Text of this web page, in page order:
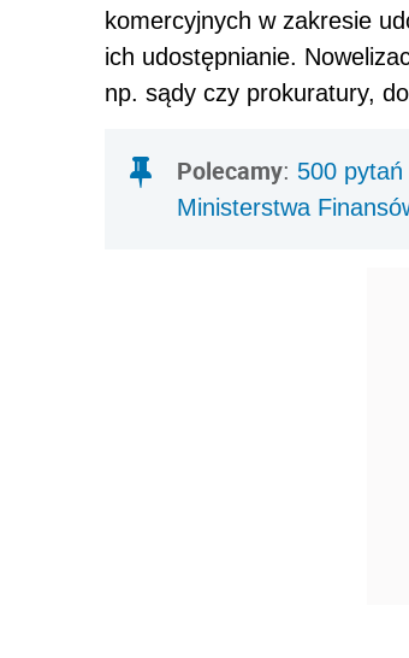
komercyjnych w zakresie
ich udostępnianie.
np. sądy czy prokuratury,
Polecamy: 500
Ministerstwa